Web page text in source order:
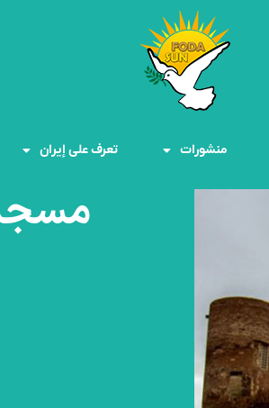
منشورات تعرف على إيران